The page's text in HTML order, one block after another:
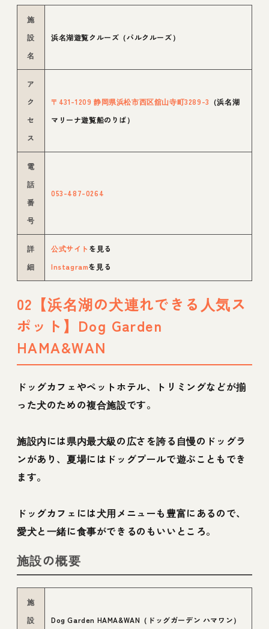
施
設
名
浜名湖遊覧クルーズ（パルクルーズ）
ア
ク
セ
ス
〒431-1209 静岡県浜松市西区舘山寺町3289-3 （浜名湖
マリーナ遊覧船のりば）
電
話
番
号
053-487-0264
詳
細
公式サイト を見る
Instagramを見る
02【浜名湖の犬連れできる人気ス
ポット】Dog Garden
HAMA&WAN
ドッグカフェやペットホテル、トリミングなどが揃
った犬のための複合施設です。
施設内には県内最大級の広さを誇る自慢のドッグラ
ンがあり、夏場にはドッグプールで遊ぶこともでき
ます。
ドッグカフェには犬用メニューも豊富にあるので、
愛犬と一緒に食事ができるのもいいところ。
施設の概要
施
設
Dog Garden HAMA&WAN（ドッグガーデン ハマワン）